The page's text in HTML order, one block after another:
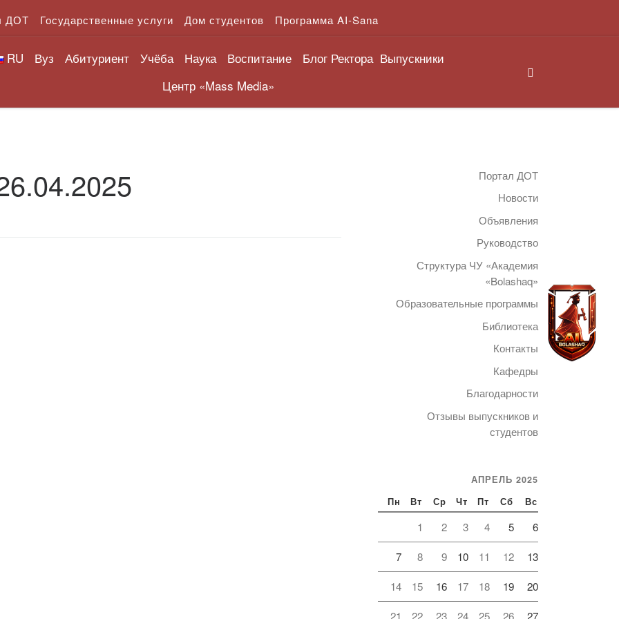
ДОТ Государственные услуги Дом студентов Программа AI-Sana
RU Вуз Абитуриент Учёба Наука Воспитание Блог Ректора Выпускники
Центр «Mass Media»
Портал ДОТ
Новости
Объявления
Руководство
Структура ЧУ «Академия
«Bolashaq»
Образовательные программы
Библиотека
Контакты
Кафедры
Благодарности
Отзывы выпускников и
студентов
АПРЕЛЬ 2025
Пн Вт Ср Чт Пт Сб Вс
1 2 3 4 5 6
7 8 9 10 11 12 13
14 15 16 17 18 19 20
21 22 23 24 25 26 27